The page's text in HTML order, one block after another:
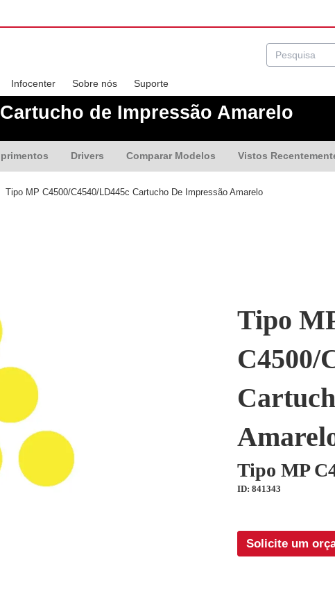
Infocenter Sobre nós Suporte
de Impressão Amarelo
Drivers Comparar Modelos Vistos
Tipo MP C4500/C4540/LD445c Cartucho De Impressão Amarelo
Tipo
C4500/
Tipo MP
ID: 841343
Solicite um